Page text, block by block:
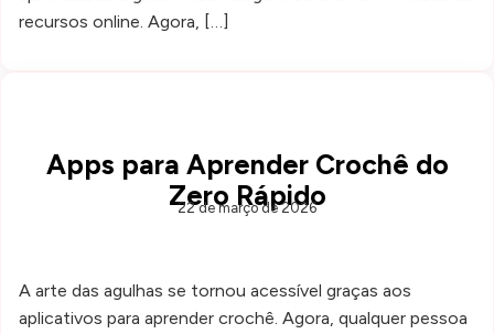
recursos online. Agora, […]
Apps para Aprender Crochê do
Zero Rápido
22 de março de 2026
A arte das agulhas se tornou acessível graças aos
aplicativos para aprender crochê. Agora, qualquer pessoa